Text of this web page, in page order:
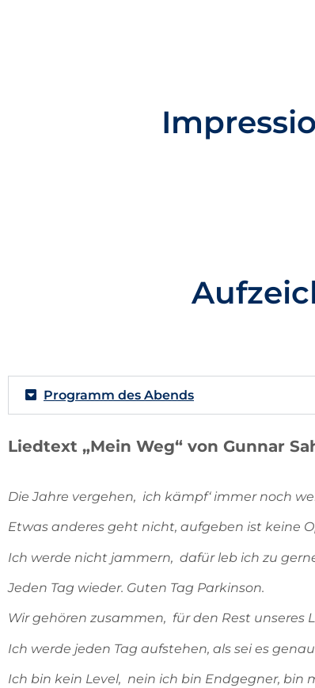
Programm des Abends
Liedtext „Mein Weg“ von Gunnar
Die Jahre vergehen, ich kämpf‘ immer noch
Etwas anderes geht nicht, aufgeben ist keine
Ich werde nicht jammern, dafür leb ich zu
Jeden Tag wieder. Guten Tag Parkinson.
Wir gehören zusammen, für den Rest unseres
Ich werde jeden Tag aufstehen, als sei es
Ich bin kein Level, nein ich bin Endgegner, bin